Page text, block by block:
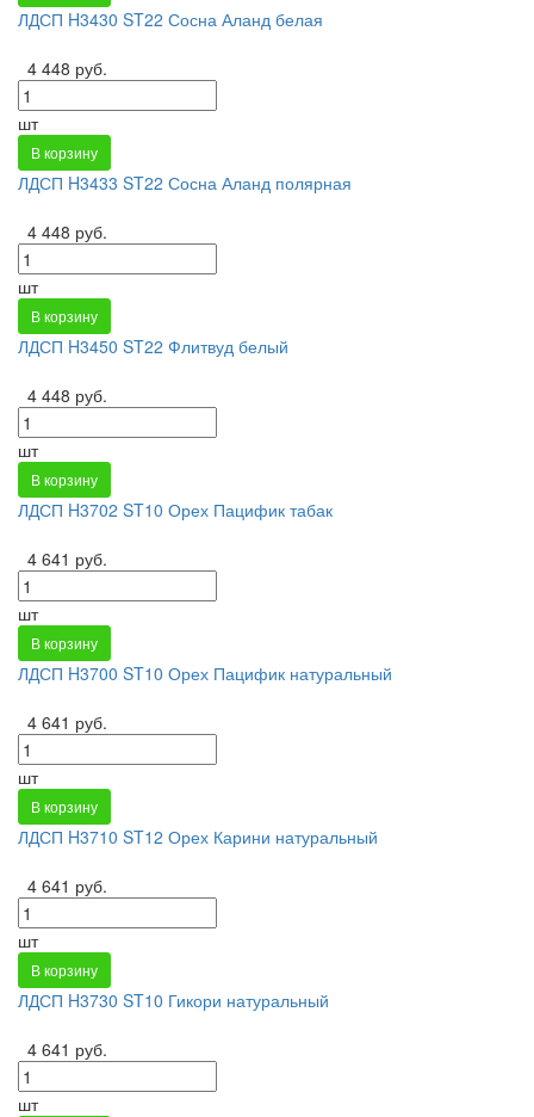
ЛДСП H3430 ST22 Сосна Аланд белая
4 448 руб.
шт
В корзину
ЛДСП H3433 ST22 Сосна Аланд полярная
4 448 руб.
шт
В корзину
ЛДСП H3450 ST22 Флитвуд белый
4 448 руб.
шт
В корзину
ЛДСП H3702 ST10 Орех Пацифик табак
4 641 руб.
шт
В корзину
ЛДСП H3700 ST10 Орех Пацифик натуральный
4 641 руб.
шт
В корзину
ЛДСП H3710 ST12 Орех Карини натуральный
4 641 руб.
шт
В корзину
ЛДСП H3730 ST10 Гикори натуральный
4 641 руб.
шт